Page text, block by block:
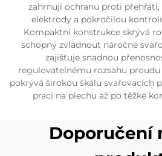
zahrnují ochranu proti
elektrody a pokročilou
Kompaktní konstrukce skrývá
schopný zvládnout náročné
zajišťuje snadnou
regulovatelnému rozsahu
pokrývá širokou škálu svařovacích
prací na plechu až po těžké
Doporučení